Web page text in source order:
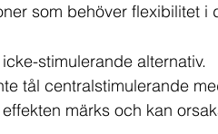
som behöver flexibilitet i
stimulerande alternativ.
tål centralstimulerande
märks och kan